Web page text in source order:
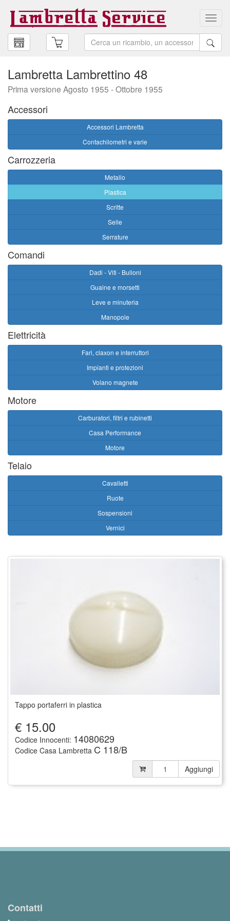
Lambretta Lambrettino 48
Prima versione Agosto 1955 - Ottobre 1955
Accessori
Accessori Lambretta
Contachilometri e varie
Carrozzeria
Metallo
Plastica
Scritte
Selle
Serrature
Comandi
Dadi - Viti - Bulloni
Guaine e morsetti
Leve e minuteria
Manopole
Elettricità
Fari, claxon e interruttori
Impianti e protezioni
Volano magnete
Motore
Carburatori, filtri e rubinetti
Casa Performance
Motore
Telaio
Cavalletti
Ruote
Sospensioni
Vernici
Tappo portaferri in plastica
€ 15.00
Codice Innocenti: 14080629
Codice Casa Lambretta C 118/B
Aggiungi
Contatti